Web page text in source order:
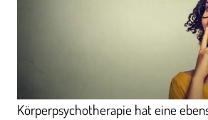
Körperpsychotherapie hat eine